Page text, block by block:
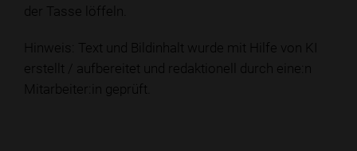
der Tasse löffeln.
Hinweis: Text und Bildinhalt wurde mit Hilfe von KI
erstellt / aufbereitet und redaktionell durch eine:n
Mitarbeiter:in geprüft.